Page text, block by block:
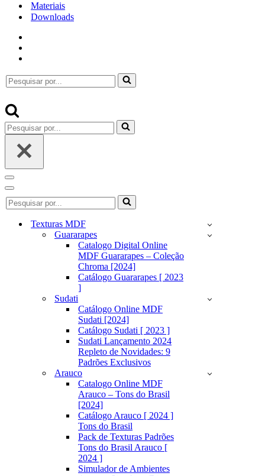
Materiais
Downloads
Pesquisar
por...
Pesquisar
por...
Menu
de
navegação
Menu
de
navegação
Pesquisar
por...
Texturas MDF
Guararapes
Catalogo Digital Online
MDF Guararapes – Coleção
Chroma [2024]
Catálogo Guararapes [ 2023
]
Sudati
Catálogo Online MDF
Sudati [2024]
Catálogo Sudati [ 2023 ]
Sudati Lançamento 2024
Repleto de Novidades: 9
Padrões Exclusivos
Arauco
Catalogo Online MDF
Arauco – Tons do Brasil
[2024]
Catálogo Arauco [ 2024 ]
Tons do Brasil
Pack de Texturas Padrões
Tons do Brasil Arauco [
2024 ]
Simulador de Ambientes